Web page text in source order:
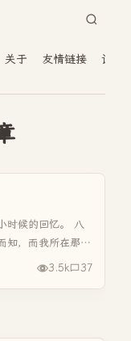
关于 友情链接 读者
时候的回忆。 八
知，而我所在那个
丘陵地区，我们俗
3.5k 37